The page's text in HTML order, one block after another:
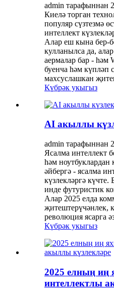
admin тарафыннан
Киелә торган
популяр сүзтезмә
интеллект
Алар еш кына бер-
кулланылса да,
аермалар бар - һәм
буенча һәм күпләп
махсуслашкан
Күбрәк укыгыз
AI акыллы
admin тарафыннан
Ясалма интеллект
һәм
әйбергә - ясалма
күзлекләргә
инде футуристик
Алар 2025 елда
җитештерүчәнлек,
революция ясарга
Күбрәк укыгыз
2025 елның иң
интеллектлы